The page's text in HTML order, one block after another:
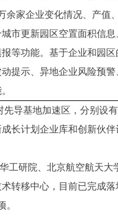
余家企业变化情况、产值
市更新园区空置面积信息
等功能。基于企业和园
提示、异地企业风险预
先导基地加速区，分别设
长计划企业库和创新伙
工研院、北京航空航天大
转移中心，目前已完成落
。